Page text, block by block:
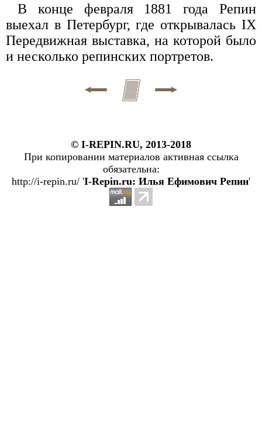
В конце февраля 1881 года Репин
выехал в Петербург, где открывалась IX
Передвижная выставка, на которой было
и несколько репинских портретов.
© I-REPIN.RU, 2013-2018
При копировании материалов активная ссылка
обязательна:
http://i-repin.ru/ 'I-Repin.ru: Илья Ефимович Репин'